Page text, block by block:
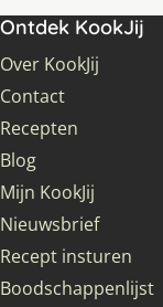
Ontdek KookJij
Over KookJij
Contact
Recepten
Blog
Mijn KookJij
Nieuwsbrief
Recept insturen
Boodschappenlijst